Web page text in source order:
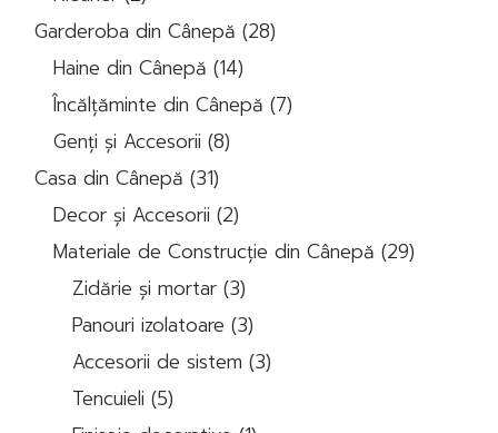
produse
Garderoba din Cânepă 2828
de
Haine din Cânepă 1414
produse
Încălțăminte din Cânepă 77
produse
Genți și Accesorii 88
produse
Casa din Cânepă 3131
de
produse
Decor și Accesorii 22
produse
Materiale de Construcție din Cânepă 2929
de
Zidărie și mortar 33
produse
Panouri izolatoare 33
produse
Accesorii de sistem 33
produse
Tencuieli 55
produse